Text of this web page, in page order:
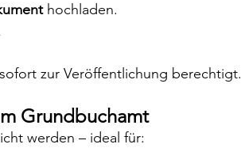
hochladen.
zur Veröffentlichung berechtigt.
Grundbuchamt
werden – ideal für: